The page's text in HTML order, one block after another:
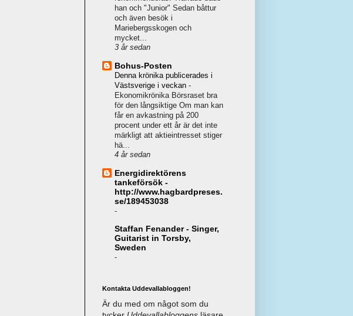
han och "Junior" Sedan båttur
och även besök i
Mariebergsskogen och
mycket...
3 år sedan
Bohus-Posten
Denna krönika publicerades i
Västsverige i veckan -
Ekonomikrönika Börsraset bra
för den långsiktige Om man kan
får en avkastning på 200
procent under ett år är det inte
märkligt att aktieintresset stiger
hä...
4 år sedan
Energidirektörens
tankeförsök -
http://www.hagbardpreses.
se/189453038
-
Staffan Fenander - Singer,
Guitarist in Torsby,
Sweden
-
Kontakta Uddevallabloggen!
Är du med om något som du